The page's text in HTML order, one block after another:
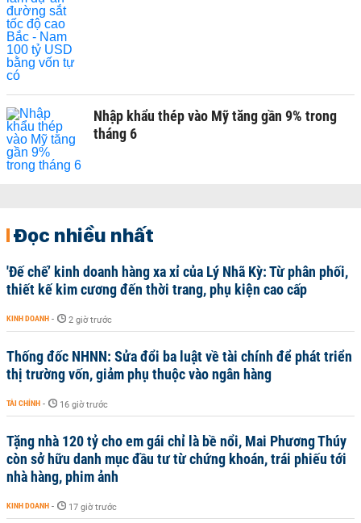
Nhập khẩu thép vào Mỹ tăng gần 9% trong
tháng 6
Đọc nhiều nhất
'Đế chế’ kinh doanh hàng xa xỉ của Lý Nhã Kỳ: Từ phân phối,
thiết kế kim cương đến thời trang, phụ kiện cao cấp
KINH DOANH - 2 giờ trước
Thống đốc NHNN: Sửa đổi ba luật về tài chính để phát triển
thị trường vốn, giảm phụ thuộc vào ngân hàng
TÀI CHÍNH - 16 giờ trước
Tặng nhà 120 tỷ cho em gái chỉ là bề nổi, Mai Phương Thúy
còn sở hữu danh mục đầu tư từ chứng khoán, trái phiếu tới
nhà hàng, phim ảnh
KINH DOANH - 17 giờ trước